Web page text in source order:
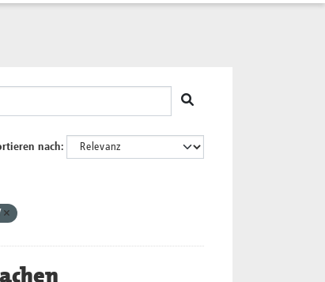
nach